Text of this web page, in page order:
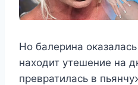
Но балерина
находит утешение на
превратилась в